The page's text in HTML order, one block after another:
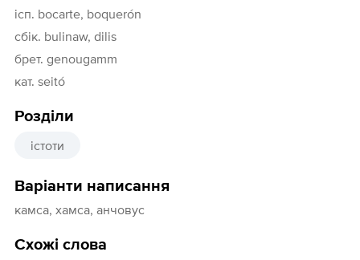
ісп. bocarte, boquerón
сбік. bulinaw, dilis
брет. genougamm
кат. seitó
Розділи
істоти
Варіанти написання
камса, хамса, анчовус
Схожі слова